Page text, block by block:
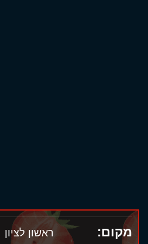
מקום: ראשון לציון